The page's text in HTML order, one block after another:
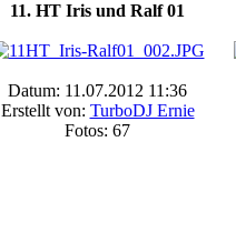
11. HT Iris und Ralf 01
Datum: 11.07.2012 11:36
Erstellt von: TurboDJ Ernie
Fotos: 67